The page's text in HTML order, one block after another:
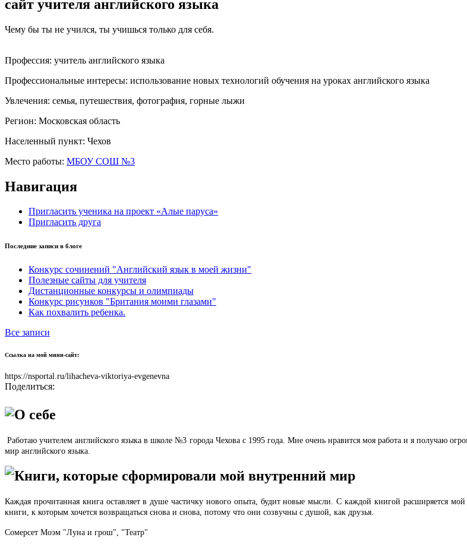
сайт учителя английского языка
Чему бы ты не учился, ты учишься только для себя.
Профессия: учитель английского языка
Профессиональные интересы: использование новых технологий обучения на уроках английского языка
Увлечения: семья, путешествия, фотография, горные лыжи
Регион: Московская область
Населенный пункт: Чехов
Место работы: МБОУ СОШ №3
Навигация
Пригласить ученика на проект «Алые паруса»
Пригласить друга
Последние записи в блоге
Конкурс сочинений "Английский язык в моей жизни"
Полезные сайты для учителя
Дистанционные конкурсы и олимпиады
Конкурс рисунков "Британия моими глазами"
Как похвалить ребенка.
Все записи
Ссылка на мой мини-сайт:
https://nsportal.ru/lihacheva-viktoriya-evgenevna
Поделиться:
О себе
Работаю учителем английского языка в школе №3 города Чехова с 1995 года. Мне очень нравится моя работа и я получаю
мир английского языка.
Книги, которые сформировали мой внутренний мир
Каждая прочитанная книга оставляет в душе частичку нового опыта, будит новые мысли. С каждой книгой расширяется
книги, к которым хочется возвращаться снова и снова, потому что они созвучны с душой, как друзья.
Сомерсет Моэм "Луна и грош", "Театр"